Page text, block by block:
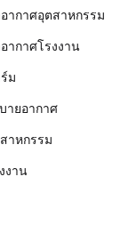
ากาศอุตสาหกรรม
ากาศโรงงาน
ม
ายอากาศ
าหกรรม
งาน